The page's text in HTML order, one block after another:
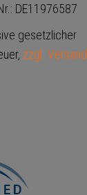
DE11976587
gesetzlicher
zzgl. Versand